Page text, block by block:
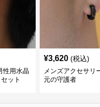
性用水晶
ット
¥3,620 (税込)
メンズアクセサリ
元の守護者